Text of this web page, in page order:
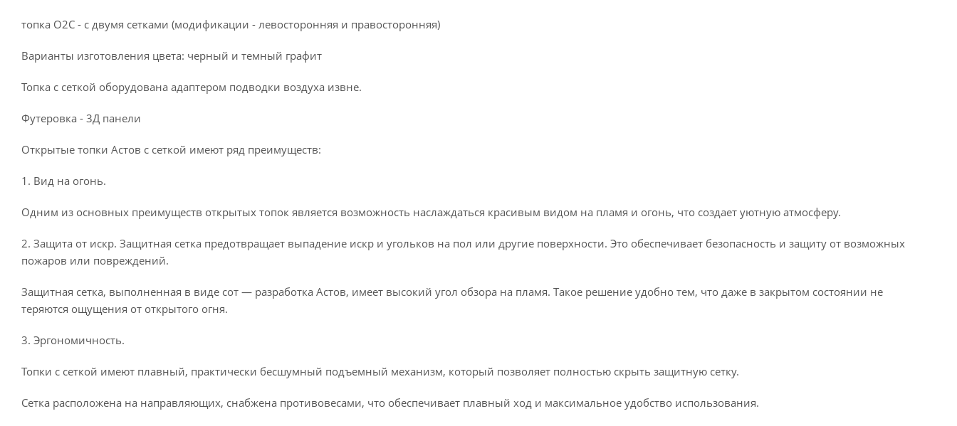
топка О2С - с двумя сетками (модификации - левосторонняя и правосторонняя)
Варианты изготовления цвета: черный и темный графит
Топка с сеткой оборудована адаптером подводки воздуха извне.
Футеровка - 3Д панели
Открытые топки Астов с сеткой имеют ряд преимуществ:
1. Вид на огонь.
Одним из основных преимуществ открытых топок является возможность наслаждаться красивым видом на пламя и огонь, что создает уютную атмосферу.
2. Защита от искр. Защитная сетка предотвращает выпадение искр и угольков на пол или другие поверхности. Это обеспечивает безопасность и защиту от возможных
пожаров или повреждений.
Защитная сетка, выполненная в виде сот — разработка Астов, имеет высокий угол обзора на пламя. Такое решение удобно тем, что даже в закрытом состоянии не
теряются ощущения от открытого огня.
3. Эргономичность.
Топки с сеткой имеют плавный, практически бесшумный подъемный механизм, который позволяет полностью скрыть защитную сетку.
Сетка расположена на направляющих, снабжена противовесами, что обеспечивает плавный ход и максимальное удобство использования.